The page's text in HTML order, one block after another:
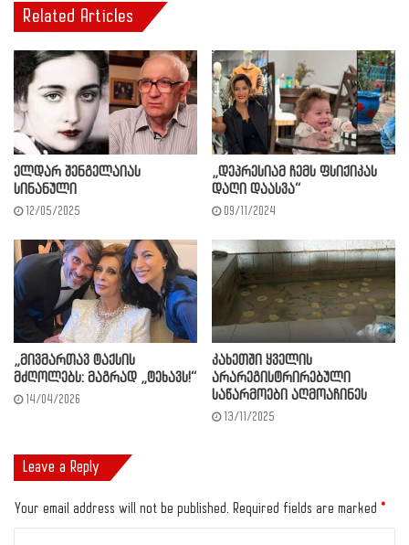
Related Articles
ელდარ შენგელაიას
სინანული
12/05/2025
„დეპრესიამ ჩემს ფსიქიკას
დაღი დაასვა“
09/11/2024
„მივმართავ ტაქსის
მძღოლებს: მაგრად „ტეხავს!“
14/04/2026
კახეთში ყველის
არარეგისტრირებული
საწარმოები აღმოაჩინეს
13/11/2025
Leave a Reply
Your email address will not be published. Required fields are marked *